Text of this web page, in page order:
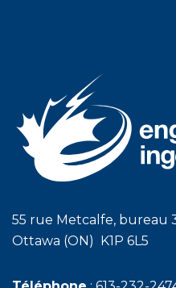
55 rue Metcalfe, bureau
Ottawa (ON) K1P 6L5